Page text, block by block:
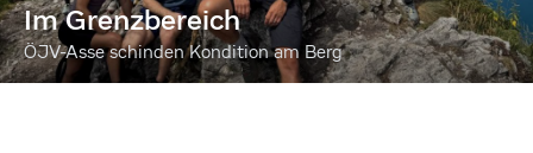
Im Grenzbereich
ÖJV-Asse schinden Kondition am Berg